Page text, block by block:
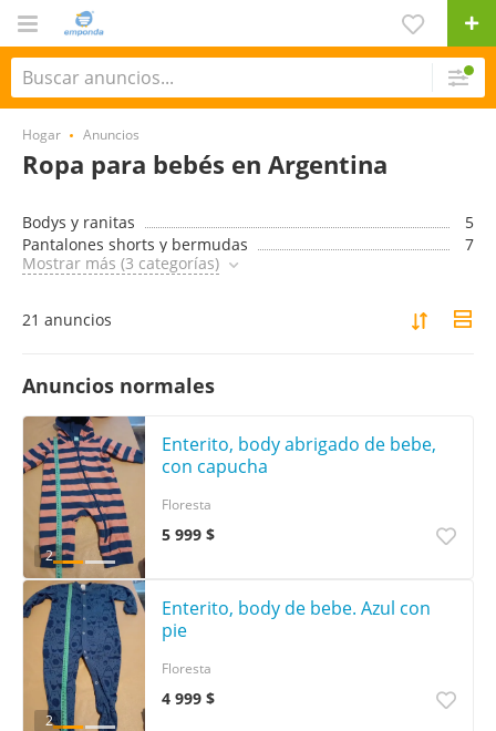
Hogar Anuncios
Ropa para bebés en Argentina
Bodys y ranitas
5
Pantalones shorts y bermudas
7
Mostrar más (3 categorías)
21 anuncios
Anuncios normales
2
Enterito, body abrigado de bebe,
con capucha
5 999 $
Floresta
2
Enterito, body de bebe. Azul con
pie
4 999 $
Floresta